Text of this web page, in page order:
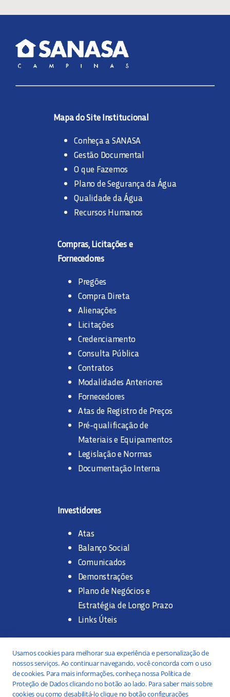
Mapa do Site Institucional
Conheça a SANASA
Gestão Documental
O que Fazemos
Plano de Segurança da Água
Qualidade da Água
Recursos Humanos
Compras, Licitações e
Fornecedores
Pregões
Compra Direta
Alienações
Licitações
Credenciamento
Consulta Pública
Contratos
Modalidades Anteriores
Fornecedores
Atas de Registro de Preços
Pré-qualificação de
Materiais e Equipamentos
Legislação e Normas
Documentação Interna
Investidores
Atas
Balanço Social
Comunicados
Demonstrações
Plano de Negócios e
Estratégia de Longo Prazo
Links Úteis
Trabalhe na SANASA
Concurso Público
Estágio
Usamos cookies para melhorar sua experiência e personalização de
nossos serviços. Ao continuar navegando, você concorda com o uso
de cookies. Para mais informações, conheça nossa Política de
Proteção de Dados clicando no botão ao lado. Para saber mais sobre
cookies ou como desabilitá-lo clique no botão configurações